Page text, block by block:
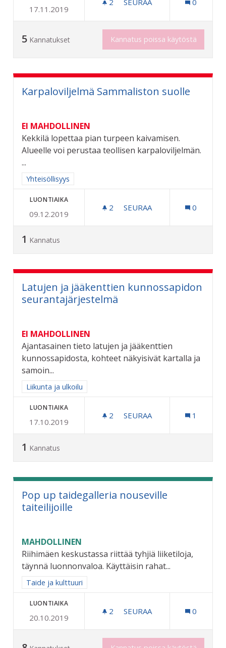
17.11.2019
2 2 SEURAAJAA
SEURAA 0
5 Kannatukset Kannatus poissa käytöstä
Karpaloviljelmä Sammaliston suolle
EI MAHDOLLINEN
Kekkilä lopettaa pian turpeen kaivamisen.
Alueelle voi perustaa teollisen karpaloviljelmän.
...
Rajaa tulokset aihepiirin mukaan: Yhteisöllisyys
Yhteisöllisyys
LUONTIAIKA
09.12.2019
2 2 SEURAAJAA
SEURAA 0
1 Kannatus
Latujen ja jääkenttien kunnossapidon
seurantajärjestelmä
EI MAHDOLLINEN
Ajantasainen tieto latujen ja jääkenttien
kunnossapidosta, kohteet näkyisivät kartalla ja
samoin...
Rajaa tulokset aihepiirin mukaan: Liikunta ja ulkoilu
Liikunta ja ulkoilu
LUONTIAIKA
17.10.2019
2 2 SEURAAJAA
SEURAA 1
1 Kannatus
Pop up taidegalleria nouseville
taiteilijoille
MAHDOLLINEN
Riihimäen keskustassa riittää tyhjiä liiketiloja,
täynnä luonnonvaloa. Käyttäisin rahat...
Rajaa tulokset aihepiirin mukaan: Taide ja kulttuuri
Taide ja kulttuuri
LUONTIAIKA
20.10.2019
2 2 SEURAAJAA
SEURAA 0